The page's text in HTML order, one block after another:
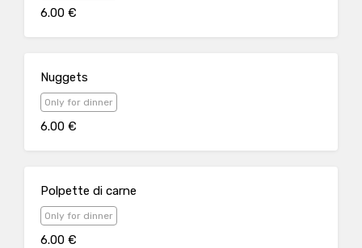
6.00 €
Nuggets
Only for dinner
6.00 €
Polpette di carne
Only for dinner
6.00 €